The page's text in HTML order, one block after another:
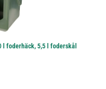
foderhäck, 5,5 l foderskål